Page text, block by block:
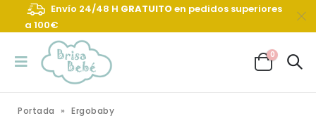
Envío 24/48 H GRATUITOen pedidos superiores
a 100€
0
Portada » Ergobaby